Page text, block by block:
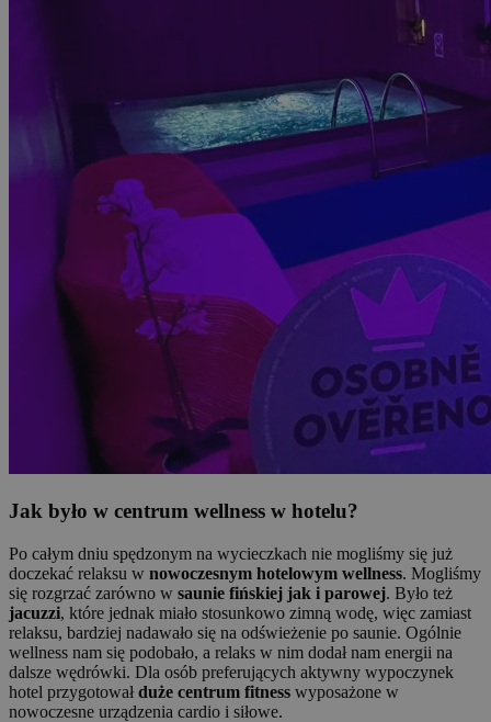
Jak było w centrum wellness w hotelu?
Po całym dniu spędzonym na wycieczkach nie mogliśmy się już
doczekać relaksu w nowoczesnym hotelowym wellness. Mogliśmy
się rozgrzać zarówno w saunie fińskiej jak i parowej. Było też
jacuzzi, które jednak miało stosunkowo zimną wodę, więc zamiast
relaksu, bardziej nadawało się na odświeżenie po saunie. Ogólnie
wellness nam się podobało, a relaks w nim dodał nam energii na
dalsze wędrówki. Dla osób preferujących aktywny wypoczynek
hotel przygotowałduże centrum fitness wyposażone w
nowoczesne urządzenia cardio i siłowe.